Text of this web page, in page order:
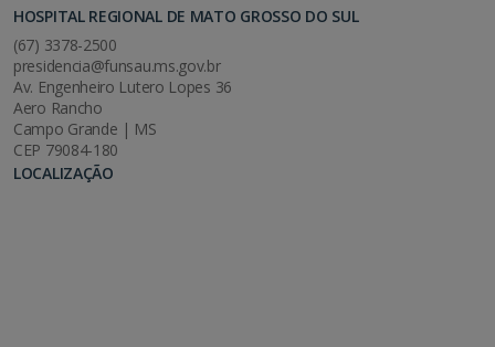
HOSPITAL REGIONAL DE MATO GROSSO DO SUL
(67) 3378-2500
presidencia@funsau.ms.gov.br
Av. Engenheiro Lutero Lopes 36
Aero Rancho
Campo Grande | MS
CEP 79084-180
LOCALIZAÇÃO